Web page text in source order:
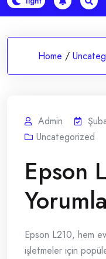
Home /
Admin
Uncategorized
Epson
Epson L210, hem
işletmeler için